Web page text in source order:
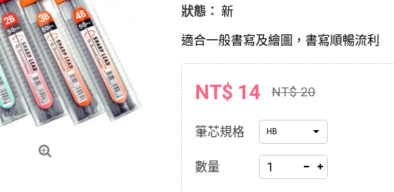
狀態： 新
適合一般書寫及繪圖，書寫順暢流利
NT$ 14 NT$ 20
筆芯規格 HB
數量